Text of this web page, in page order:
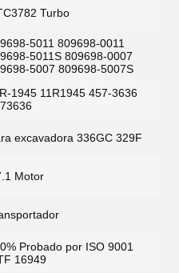
Turbo
5011 809698-0011
5011S 809698-0007
5007 809698-5007S
1945 11R1945 457-3636
excavadora 336GC 329F
Motor
Probado por ISO 9001
16949